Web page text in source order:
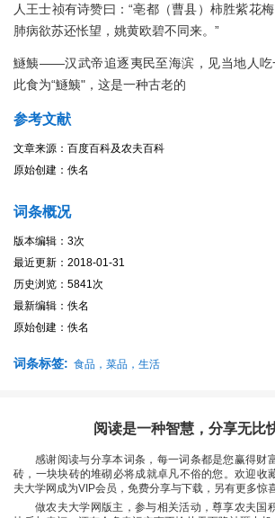
人王士祯有诗赞曰：“亳都（曹县）柿胜紫花
肺病欲苏还怅望，姚黄欧碧不同来。”
鱁鮧——汉武帝追逐夷民至海滨，见当地人吃
此食为“鱁鮧"，这是一种古老的
参考文献
文章来源：百度百科及农夫百科
原始创建：佚名
词条概况
版本编辑：3次
最近更新：2018-01-31
历史浏览：5841次
最新编辑：佚名
原始创建：佚名
词条标签: 食品，菜品，生活
阅读是一种智慧，分享无比
感谢阅读与分享本词条，每一词条都是您赢得财
砖，一块块砖的堆砌必将成就卓凡不俗的您。欢迎收
夫大学网成为VIP会员，免费分享与下载，另有更多惊
做农夫大学网版主，参与相关活动，尊享农夫国